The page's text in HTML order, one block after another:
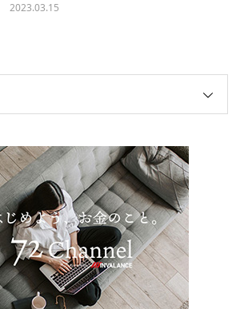
2023.03.15